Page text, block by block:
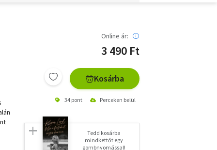
Online ár:
3 490 Ft
Kosárba
34 pont Perceken belül
Tedd kosárba
mindkettőt egy
gombnyomással!